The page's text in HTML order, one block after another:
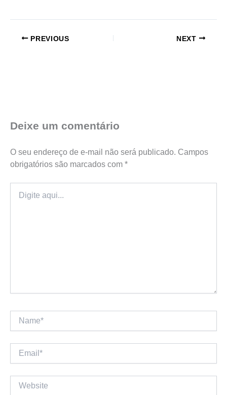
PREVIOUS NEXT
Deixe um comentário
O seu endereço de e-mail não será publicado. Campos
obrigatórios são marcados com *
aqui...
Website